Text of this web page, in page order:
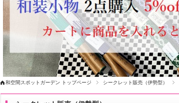
和空間スポットガーデン トップページ シークレット販売（伊勢型）